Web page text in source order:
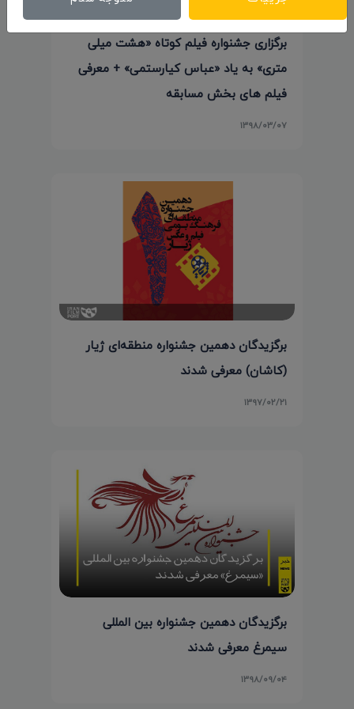
برگزاری جشنواره فیلم کوتاه «هشت میلی
متری» به یاد «عباس کیارستمی» + معرفی
فیلم های بخش مسابقه
۱۳۹۸/۰۳/۰۷
برگزیدگان دهمین جشنواره منطقه‌ای ژیار
(کاشان) معرفی شدند
۱۳۹۷/۰۲/۲۱
برگزیدگان دهمین جشنواره بین المللی
سیمرغ معرفی شدند
۱۳۹۸/۰۹/۰۴